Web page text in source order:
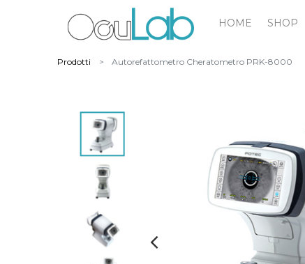
HOME SHOP
Prodotti Autorefattometro Cheratometro PRK-8000